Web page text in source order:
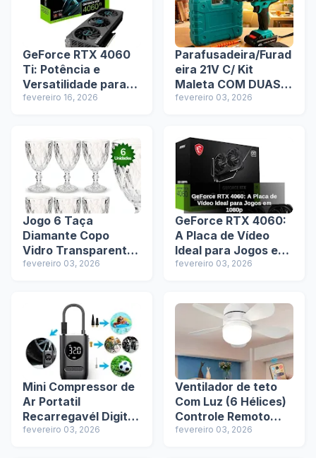
GeForce RTX 4060
Ti: Potência e
Versatilidade para
Jogadores
fevereiro 16, 2026
Parafusadeira/Furad
eira 21V C/ Kit
Maleta COM DUAS
BATERIAS Kit de
Shopee
fevereiro 03, 2026
Jogo 6 Taça
Diamante Copo
Vidro Transparente
Bico De Jaca 330ml
fevereiro 03, 2026
GeForce RTX 4060:
A Placa de Vídeo
Ideal para Jogos em
1080p
fevereiro 03, 2026
Mini Compressor de
Ar Portatil
Recarregavél Digital
USB Calibrador Pneu
fevereiro 03, 2026
Ventilador de teto
Com Luz (6 Hélices)
Controle Remoto
Bivolt LED 110V-
fevereiro 03, 2026